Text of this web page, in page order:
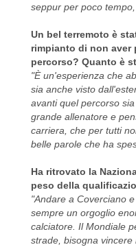
seppur per poco
Un bel terremoto è
rimpianto di non aver
percorso? Quanto è
"È un'esperienza che
sia anche visto
avanti quel percorso
grande allenatore e
carriera, che per tutti
belle parole che ha
Ha ritrovato la
peso della
"Andare a Coverciano
sempre un orgoglio
calciatore. Il Mondiale
strade, bisogna